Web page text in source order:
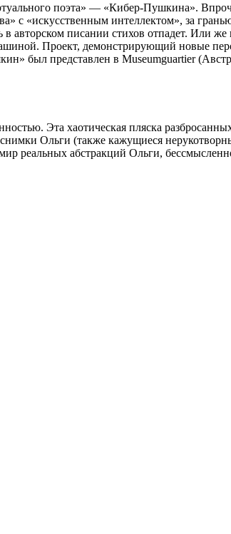
поэта» — «Кибер-Пушкина».
с «искус­ствен­ным интел­лек­том», за
писа­нии сти­хов отпа­дет. Или
Про­ект, демон­стри­ру­ю­щий новые
был пред­став­лен в Museumguartier
Эта хао­ти­че­ская пляска
Ольги (также кажу­щи­еся
реаль­ных абстрак­ций Ольги,